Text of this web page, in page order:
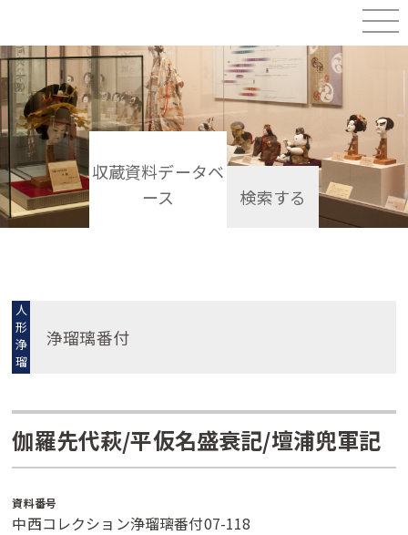
収蔵資料データベ
ース
検索する
人
形
浄
瑠
璃
浄瑠璃番付
伽羅先代萩/平仮名盛衰記/壇浦兜軍記
資料番号
中西コレクション浄瑠璃番付07-118